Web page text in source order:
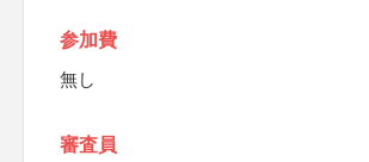
参加費
無し
審査員